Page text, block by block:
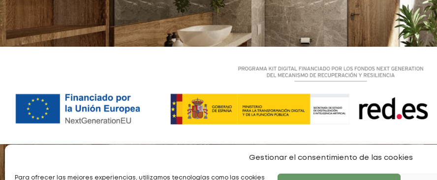
Gestionar el consentimiento de las cookies
Para ofrecer las mejores experiencias, utilizamos tecnologías como las cookies